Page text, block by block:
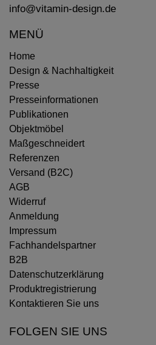
info@vitamin-design.de
MENÜ
Home
Design & Nachhaltigkeit
Presse
Presseinformationen
Publikationen
Objektmöbel
Maßgeschneidert
Referenzen
Versand (B2C)
AGB
Widerruf
Anmeldung
Impressum
Fachhandelspartner
B2B
Datenschutzerklärung
Produktregistrierung
Kontaktieren Sie uns
FOLGEN SIE UNS